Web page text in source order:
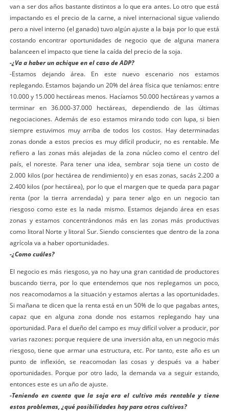
van a ser dos años bastante distintos a lo que era antes. Lo otro que está
impactando es el precio de la carne, a nivel internacional sigue valiendo
pero a nivel interno (el ganado) tuvo algún ajuste a la baja por lo que está
costando encontrar oportunidades de negocio que de alguna manera
balanceen el impacto que tiene la caída del precio de la soja.
-¿Va a haber un achique en el caso de ADP?
-Estamos dejando área. En este nuevo escenario nos estamos
replegando. Estamos bajando un 20% del área física que teníamos: entre
10.000 y 15.000 hectáreas menos. Hacíamos 50.000 hectáreas y vamos a
terminar en 36.000-37.000 hectáreas, dependiendo de las últimas
negociaciones. Además de eso estamos mirando todo con lupa, si bien
siempre estuvimos muy arriba de todos los costos. Hay determinadas
zonas donde a estos precios es muy difícil producir, no es rentable. Me
refiero a las zonas más alejadas de la zona núcleo como el centro del
país, el noreste. Para tener una idea, sembrar soja tiene un costo de
2.000 kilos (por hectárea de rendimiento) y en esas zonas, sacás 2.200 a
2.400 kilos (por hectárea), por lo que el margen que te queda para pagar
renta (por la tierra arrendada) y para tener algo en un negocio tan
riesgoso como este es la nada mismo. Estamos dejando área en esas
zonas y estamos concentrándonos más en las zonas más productivas
como litoral Norte y litoral Sur. Siendo conscientes que dentro de la zona
agrícola va a haber oportunidades.
-¿Como cuáles?
El negocio es más riesgoso, ya no hay una gran cantidad de productores
buscando tierra, por lo que entendemos que nos replegamos un poco,
nos reacomodamos a la situación y estamos alertas a las oportunidades.
Si mañana te dicen que la renta está en un 50% de lo que pagabas antes,
capaz que en alguna zona donde nos estamos replegando hay una
oportunidad. Para el dueño del campo es muy difícil volver a producir, por
varias razones: porque requiere de una inversión alta, en un negocio más
riesgoso, tiene que armar una estructura, etc. Por tanto, este año es un
punto de inflexión, se reacomodan las cosas y después va a haber
oportunidades. Porque por otro lado, la demanda va a seguir estando,
entonces este es un año de ajuste.
-Teniendo en cuenta que la soja era el cultivo más rentable y tiene
estos problemas, ¿qué posibilidades hay para otros cultivos?